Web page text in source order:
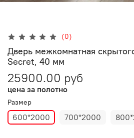
(0)
Дверь межкомнатная
Secret, 40 мм
25900.00 руб
цена за полотно
Размер
600*2000 700*2000